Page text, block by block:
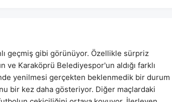
geçmiş gibi görünüyor. Özellikle sürpriz
ve Karaköprü Belediyespor'un aldığı farklı
yenilmesi gerçekten beklenmedik bir durum
bir kez daha gösteriyor. Diğer maçlardaki